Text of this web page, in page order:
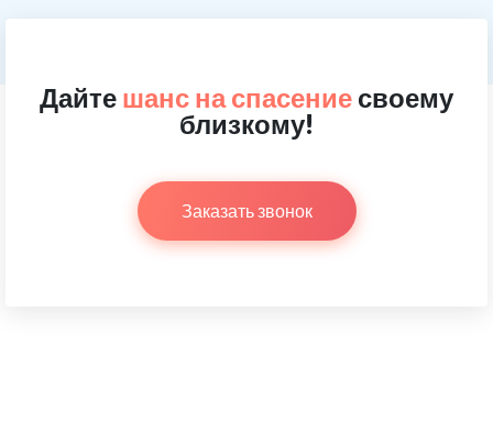
Дайте шанс на спасение своему
близкому!
Заказать звонок